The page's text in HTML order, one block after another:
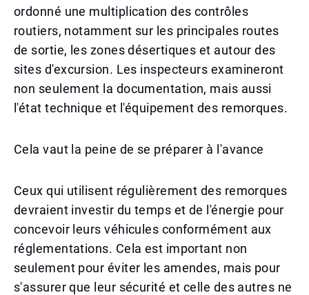
ordonné une multiplication des contrôles
routiers, notamment sur les principales routes
de sortie, les zones désertiques et autour des
sites d'excursion. Les inspecteurs examineront
non seulement la documentation, mais aussi
l'état technique et l'équipement des remorques.
Cela vaut la peine de se préparer à l'avance
Ceux qui utilisent régulièrement des remorques
devraient investir du temps et de l'énergie pour
concevoir leurs véhicules conformément aux
réglementations. Cela est important non
seulement pour éviter les amendes, mais pour
s'assurer que leur sécurité et celle des autres ne